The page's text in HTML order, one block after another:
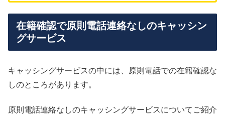
在籍確認で原則電話連絡なしのキャッシン
グサービス
キャッシングサービスの中には、原則電話での在籍確認な
しのところがあります。
原則電話連絡なしのキャッシングサービスについてご紹介